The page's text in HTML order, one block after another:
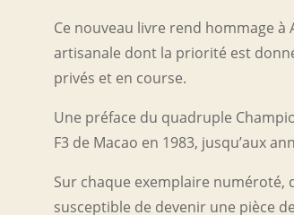
Ce nouveau livre rend hommage à
artisanale dont la priorité est
privés et en course.
Une préface du quadruple
F3 de Macao en 1983, jusqu’aux
Sur chaque exemplaire numéroté,
susceptible de devenir une pièce